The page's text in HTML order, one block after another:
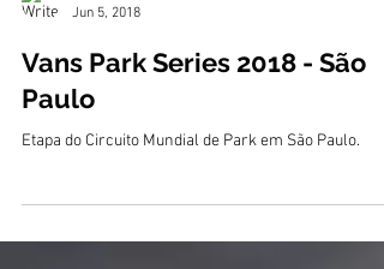
Jun 5, 2018
Vans Park Series 2018 - São
Paulo
Etapa do Circuito Mundial de Park em São Paulo.